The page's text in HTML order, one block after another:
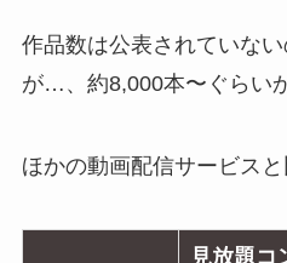
作品数は公表されていな
が…、約8,000本〜ぐらい
ほかの動画配信サービスと
見放題コ